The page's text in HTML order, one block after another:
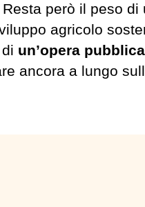
però il peso di
agricolo
un’opera
ancora a lungo